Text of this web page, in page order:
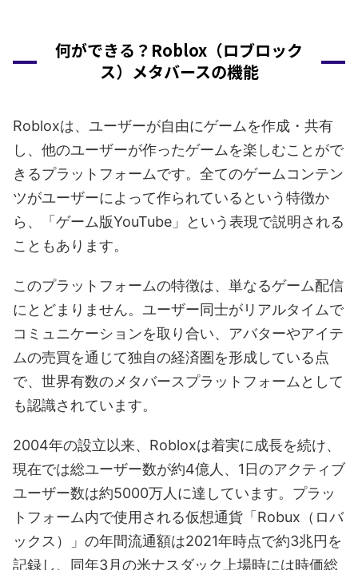
何ができる？Roblox（ロブロック
ス）メタバースの機能
Robloxは、ユーザーが自由にゲームを作成・共有
し、他のユーザーが作ったゲームを楽しむことがで
きるプラットフォームです。全てのゲームコンテン
ツがユーザーによって作られているという特徴か
ら、「ゲーム版YouTube」という表現で説明される
こともあります。
このプラットフォームの特徴は、単なるゲーム配信
にとどまりません。ユーザー同士がリアルタイムで
コミュニケーションを取り合い、アバターやアイテ
ムの売買を通じて独自の経済圏を形成している点
で、世界有数のメタバースプラットフォームとして
も認識されています。
2004年の設立以来、Robloxは着実に成長を続け、
現在では総ユーザー数が約4億人、1日のアクティブ
ユーザー数は約5000万人に達しています。プラッ
トフォーム内で使用される仮想通貨「Robux（ロバ
ックス）」の年間流通額は2021年時点で約3兆円を
記録し、同年3月の米ナスダック上場時には時価総